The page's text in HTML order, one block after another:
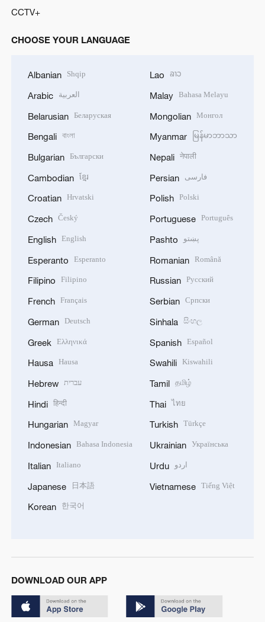
CCTV+
CHOOSE YOUR LANGUAGE
Albanian Shqip
Arabic العربية
Belarusian Беларуская
Bengali বাংলা
Bulgarian Български
Cambodian ខ្មែរ
Croatian Hrvatski
Czech Český
English English
Esperanto Esperanto
Filipino Filipino
French Français
German Deutsch
Greek Ελληνικά
Hausa Hausa
Hebrew עברית
Hindi हिन्दी
Hungarian Magyar
Indonesian Bahasa Indonesia
Italian Italiano
Japanese 日本語
Korean 한국어
Lao ລາວ
Malay Bahasa Melayu
Mongolian Монгол
Myanmar မြန်မာဘာသာ
Nepali नेपाली
Persian فارسی
Polish Polski
Portuguese Português
Pashto پښتو
Romanian Română
Russian Русский
Serbian Српски
Sinhala සිංහල
Spanish Español
Swahili Kiswahili
Tamil தமிழ்
Thai ไทย
Turkish Türkçe
Ukrainian Українська
Urdu اردو
Vietnamese Tiếng Việt
DOWNLOAD OUR APP